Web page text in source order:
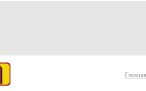
Главная